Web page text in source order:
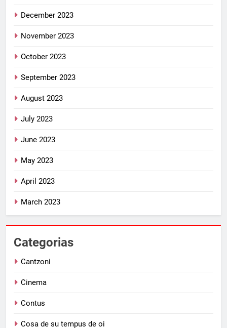
December 2023
November 2023
October 2023
September 2023
August 2023
July 2023
June 2023
May 2023
April 2023
March 2023
Categorias
Cantzoni
Cinema
Contus
Cosa de su tempus de oi